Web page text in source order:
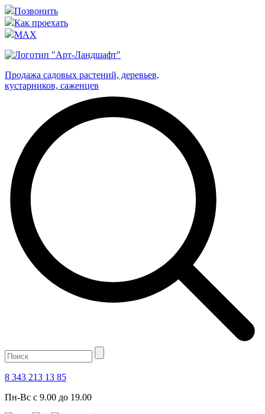
Позвонить
Как проехать
MAX
Продажа садовых растений, деревьев,
кустарников, саженцев
8 343 213 13 85
Пн-Вс с 9.00 до 19.00